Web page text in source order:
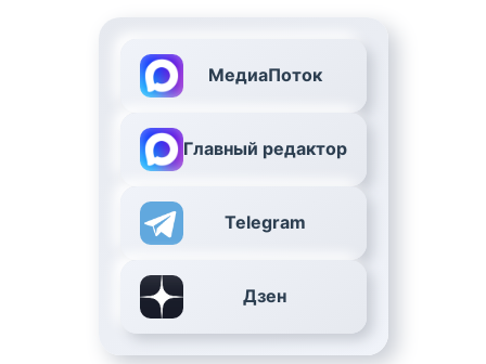
МедиаПоток
Главный редактор
Telegram
Дзен